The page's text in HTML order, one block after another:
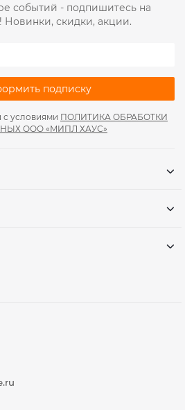
событий - подпишитесь на
Новинки, скидки, акции.
подписку
с условиями ПОЛИТИКА ОБРАБОТКИ
ООО «МИПЛ ХАУС»